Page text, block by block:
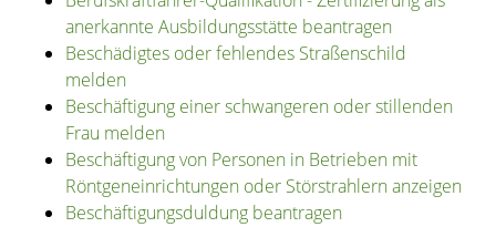
anerkannte Ausbildungsstätte beantragen
Beschädigtes oder fehlendes Straßenschild
melden
Beschäftigung einer schwangeren oder stillenden
Frau melden
Beschäftigung von Personen in Betrieben mit
Röntgeneinrichtungen oder Störstrahlern anzeigen
Beschäftigungsduldung beantragen